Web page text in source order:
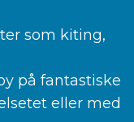
som kiting,
på fantastiske
eller med